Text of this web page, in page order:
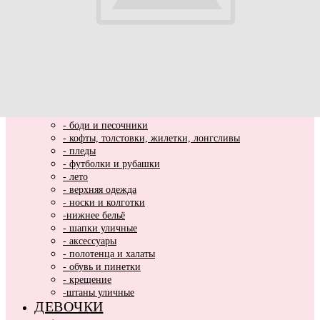
- боди и песочники
- кофты, толстовки, жилетки, лонгсливы
- пледы
- футболки и рубашки
- лето
- верхняя одежда
- носки и колготки
-нижнее бельё
- шапки уличные
- аксессуары
- полотенца и халаты
- обувь и пинетки
- крещение
-штаны уличные
ДЕВОЧКИ